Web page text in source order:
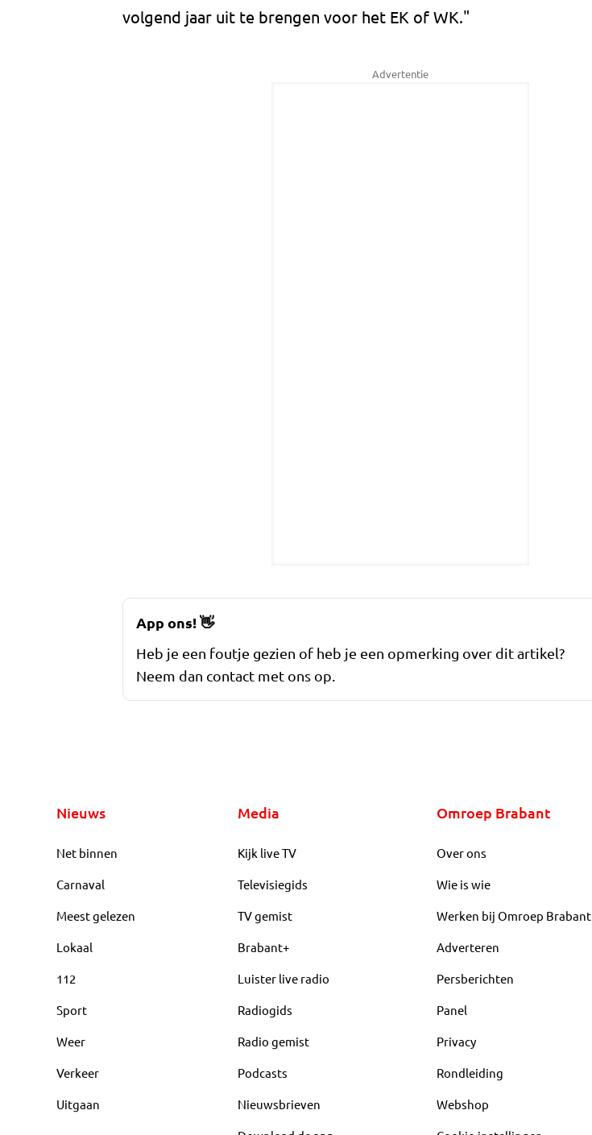
volgend jaar uit te brengen voor het EK of WK."
Advertentie
App ons!👋
Heb je een foutje gezien of heb je een opmerking over dit artikel?
Neem dan contact met ons op.
Nieuws
Net binnen
Carnaval
Meest gelezen
Lokaal
112
Sport
Weer
Verkeer
Uitgaan
Media
Kijk live TV
Televisiegids
TV gemist
Brabant+
Luister live radio
Radiogids
Radio gemist
Podcasts
Nieuwsbrieven
Omroep Brabant
Over ons
Wie is wie
Werken bij Omroep Brabant
Adverteren
Persberichten
Panel
Privacy
Rondleiding
Webshop